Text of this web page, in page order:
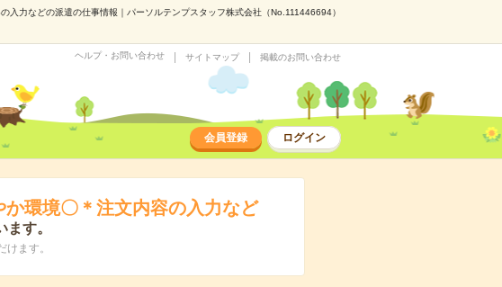
入力などの派遣の仕事情報｜パーソルテンプスタッフ株式会社（No.111446694）
ヘルプ・お問い合わせ サイトマップ 掲載のお問い合わせ
会員登録 ログイン
か環境〇＊注文内容の入力など
す。
ます。